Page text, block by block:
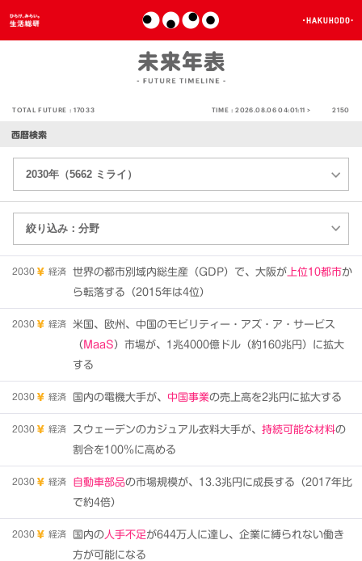
TOTAL FUTURE :17033 TIME :2026.08.06 04:01:11 > 2150
西暦検索
2030 経済 世界の都市別域内総生産（GDP）で、大阪が 上位10都市か
ら転落する（2015年は4位）
2030 経済
米国、欧州、中国のモビリティー・アズ・ア・サービス
（ MaaS）市場が、1兆4000億ドル（約160兆円）に拡大
する
2030 経済 国内の電機大手が、 中国事業の売上高を2兆円に拡大する
2030 経済 スウェーデンのカジュアル衣料大手が、 持続可能な材料の
割合を100％に高める
2030 経済 自動車部品の市場規模が、13.3兆円に成長する（2017年比
で約4倍）
2030 経済 国内の人手不足が644万人に達し、企業に縛られない働き
方が可能になる